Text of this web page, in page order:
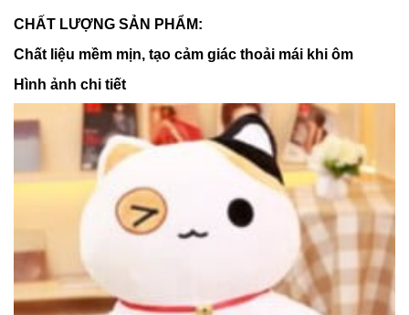
CHẤT LƯỢNG SẢN PHẨM:
Chất liệu mềm mịn, tạo cảm giác thoải mái khi ôm
Hình ảnh chi tiết